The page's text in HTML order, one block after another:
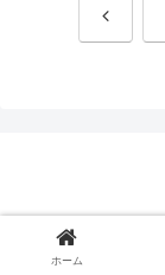
前
ホーム